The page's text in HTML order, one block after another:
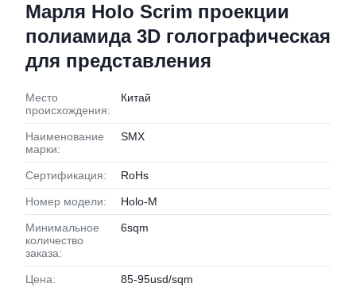
Марля Holo Scrim проекции
полиамида 3D голографическая
для представления
Место
происхождения:
Китай
Наименование
марки:
SMX
Сертификация: RoHs
Номер модели: Holo-M
Минимальное
количество
заказа:
6sqm
Цена: 85-95usd/sqm